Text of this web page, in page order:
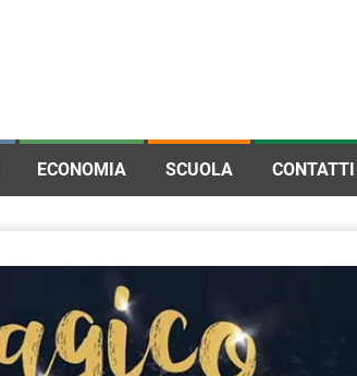
ECONOMIA SCUOLA CONTATTI